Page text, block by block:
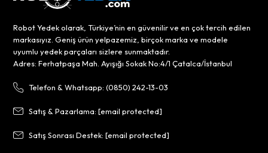
Robot Yedek olarak, Türkiye’nin en güvenilir ve en çok tercih edilen
markasıyız. Geniş ürün yelpazemiz, birçok marka ve modele
uyumlu yedek parçaları sizlere sunmaktadır.
Adres: Ferhatpaşa Mah. Ayışığı Sokak No:4/1 Çatalca/İstanbul
Telefon & Whatsapp: (0850) 242-13-03
Satış & Pazarlama:[email protected]
Satış Sonrası Destek:[email protected]